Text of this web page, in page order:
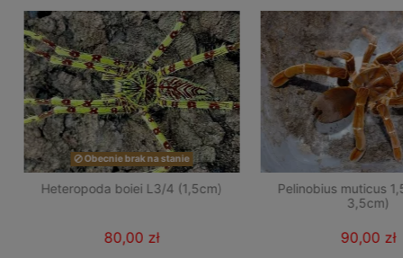
Obecnie brak na stanie
Heteropoda boiei L3/4 (1,5cm)
80,00 zł
Pelinobius muticus
3,5cm)
90,00 zł